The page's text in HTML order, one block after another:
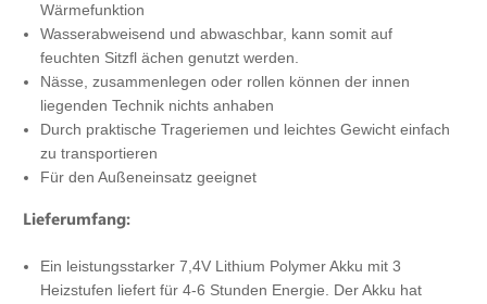
Wärmefunktion
Wasserabweisend und abwaschbar, kann somit auf
feuchten Sitzfl ächen genutzt werden.
Nässe, zusammenlegen oder rollen können der innen
liegenden Technik nichts anhaben
Durch praktische Trageriemen und leichtes Gewicht einfach
zu transportieren
Für den Außeneinsatz geeignet
Lieferumfang:
Ein leistungsstarker 7,4V Lithium Polymer Akku mit 3
Heizstufen liefert für 4-6 Stunden Energie. Der Akku hat